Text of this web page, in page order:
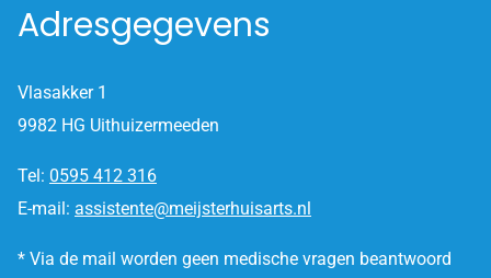
Adresgegevens
Vlasakker 1
9982 HG Uithuizermeeden
Tel: 0595 412 316
E-mail: assistente@meijsterhuisarts.nl
* Via de mail worden geen medische vragen beantwoord